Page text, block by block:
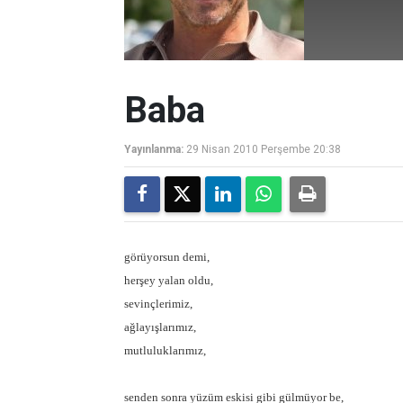
Baba
Yayınlanma: 29 Nisan 2010 Perşembe 20:38
görüyorsun demi,
herşey yalan oldu,
sevinçlerimiz,
ağlayışlarımız,
mutluluklarımız,
senden sonra yüzüm eskisi gibi gülmüyor be,